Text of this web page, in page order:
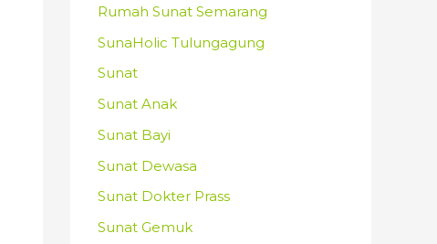
Rumah Sunat Semarang
SunaHolic Tulungagung
Sunat
Sunat Anak
Sunat Bayi
Sunat Dewasa
Sunat Dokter Prass
Sunat Gemuk